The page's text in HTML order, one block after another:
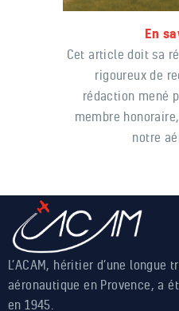
En
Cet article doit sa
rigoureux de
rédaction mené
membre
notre
L’ACAM, héritier d’une longue
aéronautique en Provence, a
en 1945.